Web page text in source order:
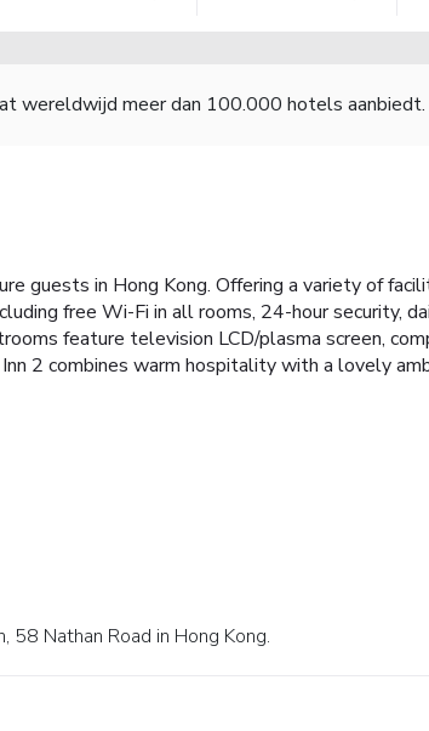
wereldwijd meer dan 100.000 hotels aanbiedt.
guests in Hong Kong. Offering a variety of
free Wi-Fi in all rooms, 24-hour security,
feature television LCD/plasma screen,
2 combines warm hospitality with a lovely
58 Nathan Road in Hong Kong.